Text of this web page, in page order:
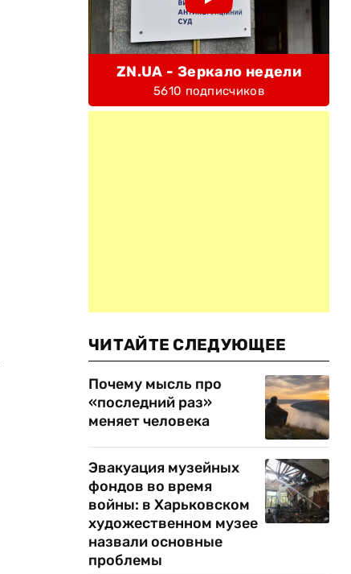
ZN.UA - Зеркало недели
5610 подписчиков
ЧИТАЙТЕ СЛЕДУЮЩЕЕ
Почему мысль про
«последний раз»
меняет человека
Эвакуация музейных
фондов во время
войны: в Харьковском
художественном музее
назвали основные
проблемы